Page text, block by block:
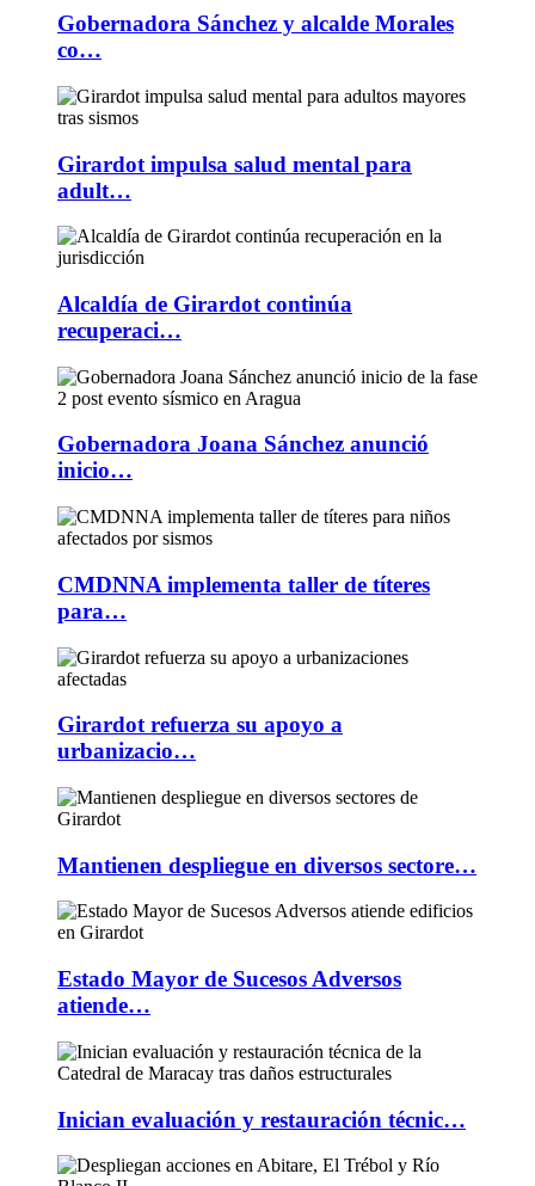
Gobernadora Sánchez y alcalde Morales
co…
Girardot impulsa salud mental para
adult…
Alcaldía de Girardot continúa
recuperaci…
Gobernadora Joana Sánchez anunció
inicio…
CMDNNA implementa taller de títeres
para…
Girardot refuerza su apoyo a
urbanizacio…
Mantienen despliegue en diversos sectore…
Estado Mayor de Sucesos Adversos
atiende…
Inician evaluación y restauración técnic…